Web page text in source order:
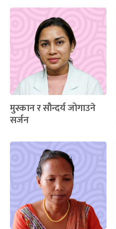
मुस्कान र सौन्दर्य जोगाउने
सर्जन